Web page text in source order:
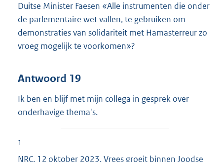
Duitse Minister Faesen «Alle instrumenten die onder
de parlementaire wet vallen, te gebruiken om
demonstraties van solidariteit met Hamasterreur zo
vroeg mogelijk te voorkomen»?
Antwoord 19
Ik ben en blijf met mijn collega in gesprek over
onderhavige thema's.
1
NRC, 12 oktober 2023, Vrees groeit binnen Joodse